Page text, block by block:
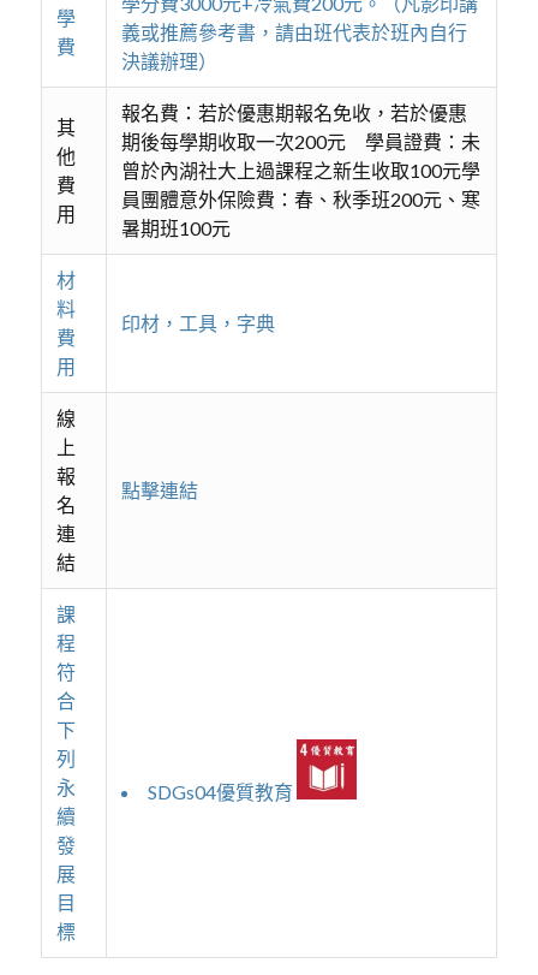
學
費
義或推薦參考書，請由班代表於班內自行
決議辦理）
其
他
費
用
報名費：若於優惠期報名免收，若於優惠
期後每學期收取一次200元 學員證費：未
曾於內湖社大上過課程之新生收取100元學
員團體意外保險費：春、秋季班200元、寒
暑期班100元
材
料
費
用
印材，工具，字典
線
上
報
名
連
結
點擊連結
課
程
符
合
下
列
永
續
發
展
目
標
SDGs04優質教育